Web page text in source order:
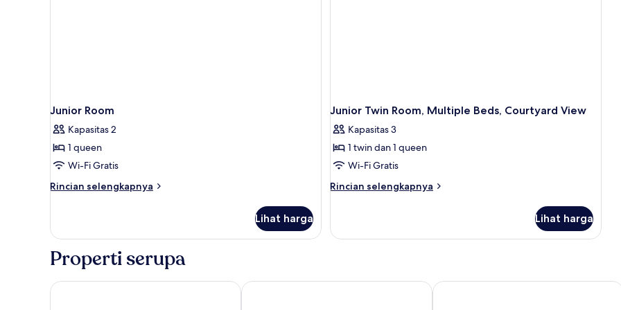
Junior Room
Kapasitas 2
1 queen
Wi-Fi Gratis
Rincian selengkapnya
Rincian
Junior
Lihat harga
Junior Twin Room, Multiple Beds, Courtyard View
Kapasitas 3
1 twin dan 1 queen
Wi-Fi Gratis
Rincian selengkapnya
Rincian
Junior
Beds,
Lihat harga
Properti serupa
NEST CAPPADOCIA HOTEL Vigor Cappadocia My Cappadocia Stone House